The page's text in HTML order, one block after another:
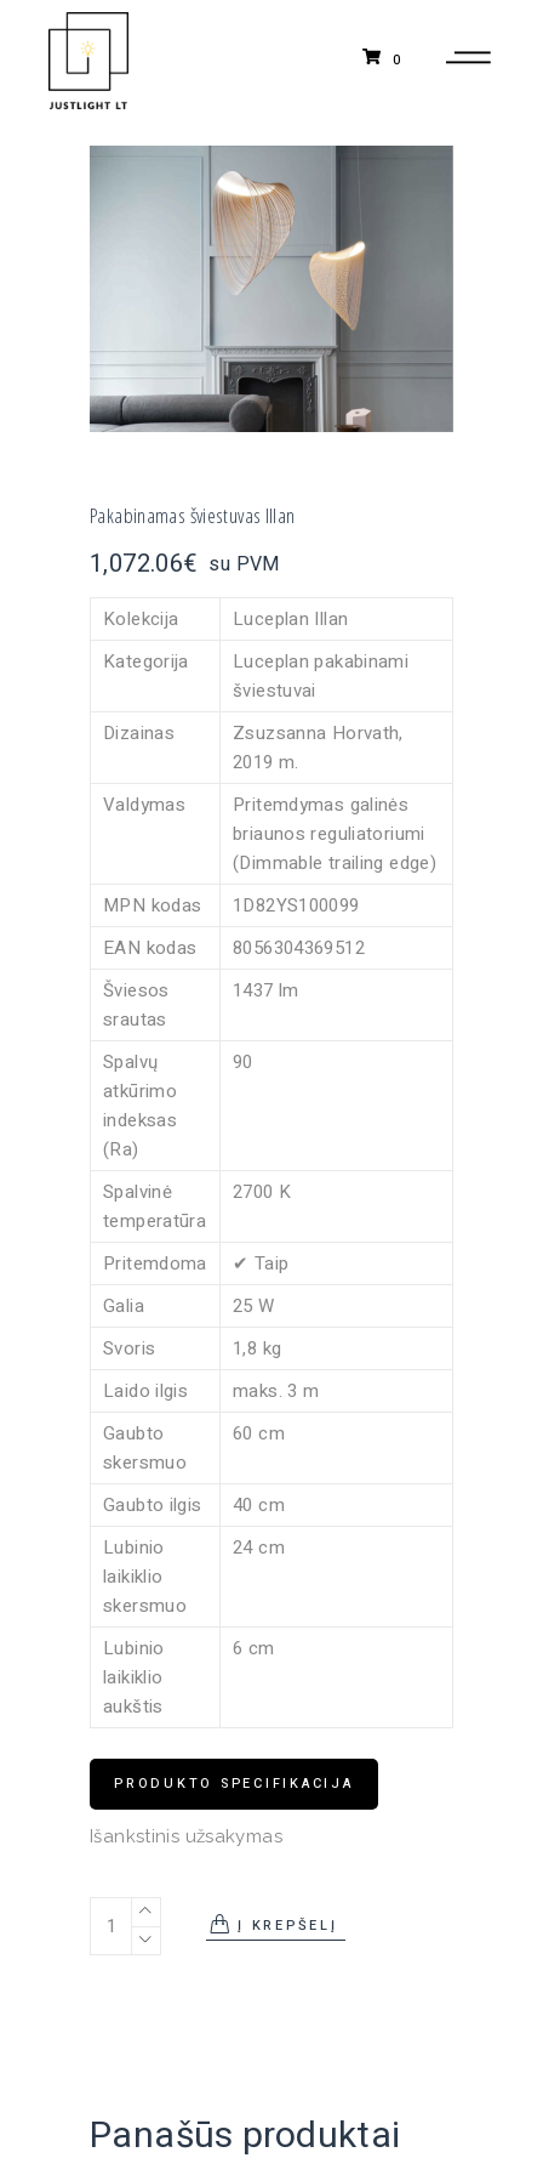
0
Pakabinamas šviestuvas Illan
1,072.06€ su PVM
Kolekcija Luceplan Illan
Kategorija
Luceplan pakabinami
šviestuvai
Dizainas
Zsuzsanna Horvath,
2019 m.
Valdymas
Pritemdymas galinės
briaunos reguliatoriumi
(Dimmable trailing edge)
MPN kodas
1D82YS100099
EAN kodas
8056304369512
Šviesos
srautas
1437 lm
Spalvų
atkūrimo
indeksas
(Ra)
90
Spalvinė
temperatūra
2700 K
Pritemdoma
✔ Taip
Galia
25 W
Svoris
1,8 kg
Laido ilgis
maks. 3 m
Gaubto
skersmuo
60 cm
Gaubto ilgis
40 cm
Lubinio
laikiklio
skersmuo
24 cm
Lubinio
laikiklio
aukštis
6 cm
PRODUKTO SPECIFIKACIJA
Išankstinis užsakymas
Pakabinamas šviestuvas Illan quantity
Į KREPŠELĮ
Panašūs produktai